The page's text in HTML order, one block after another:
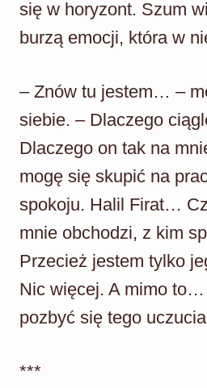
się w horyzont. Szum
burzą emocji, która w
– Znów tu jestem… –
siebie. – Dlaczego
Dlaczego on tak na
mogę się skupić na
spokoju. Halil Firat…
mnie obchodzi, z kim
Przecież jestem tylko
Nic więcej. A mimo
pozbyć się tego
***